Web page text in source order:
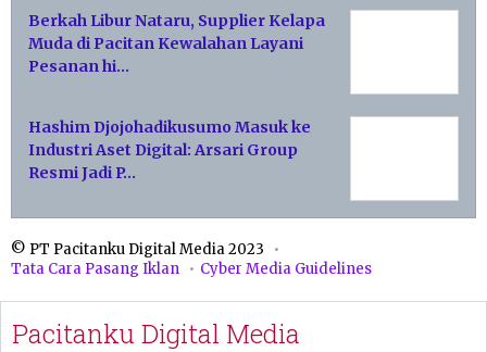
Berkah Libur Nataru, Supplier Kelapa
Muda di Pacitan Kewalahan Layani
Pesanan hi…
Hashim Djojohadikusumo Masuk ke
Industri Aset Digital: Arsari Group
Resmi Jadi P…
© PT Pacitanku Digital Media 2023
Tata Cara Pasang Iklan
Cyber Media Guidelines
Pacitanku Digital Media